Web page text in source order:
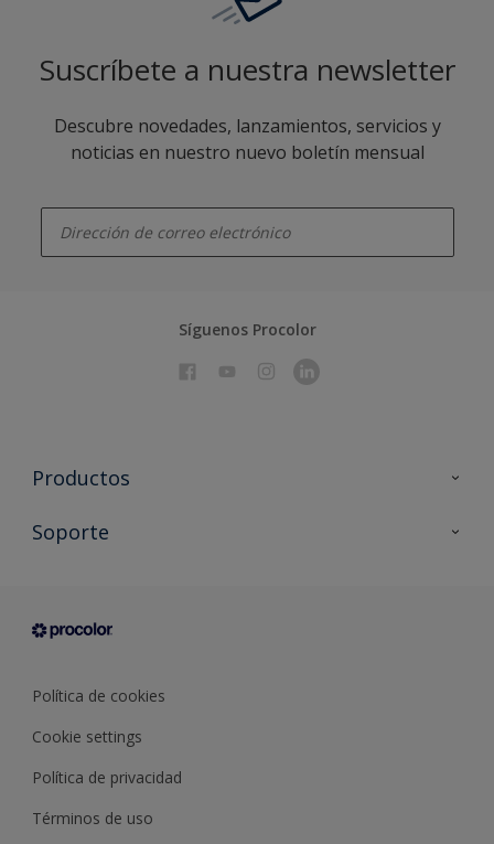
Suscríbete a nuestra newsletter
Descubre novedades, lanzamientos, servicios y
noticias en nuestro nuevo boletín mensual
Síguenos Procolor
Productos
Todos los productos
Condiciones generales de venta
Soporte
Sobre Procolor
Política de cookies
Cookie settings
Política de privacidad
Términos de uso